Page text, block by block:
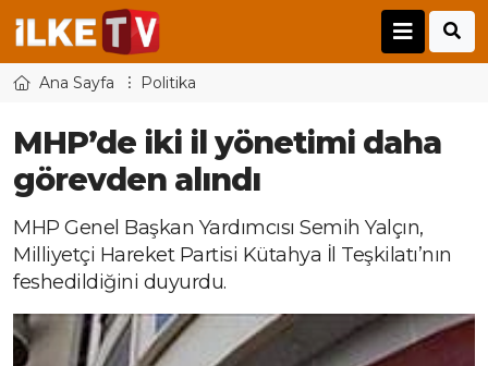
Ana Sayfa Politika
MHP’de iki il yönetimi daha
görevden alındı
MHP Genel Başkan Yardımcısı Semih Yalçın,
Milliyetçi Hareket Partisi Kütahya İl Teşkilatı’nın
feshedildiğini duyurdu.